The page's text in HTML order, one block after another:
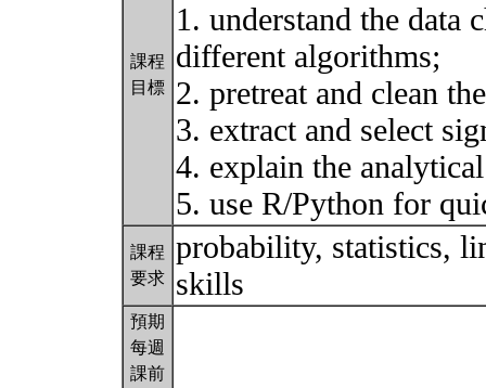
課程
目標
1. understand the data
different algorithms;
2. pretreat and clean
3. extract and select
4. explain the
5. use R/Python for
課程
要求
probability, statistics,
skills
預期
每週
課前